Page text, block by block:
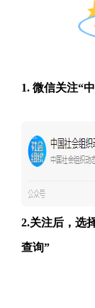
1. 微信关注“
2.关注后，选
查询”